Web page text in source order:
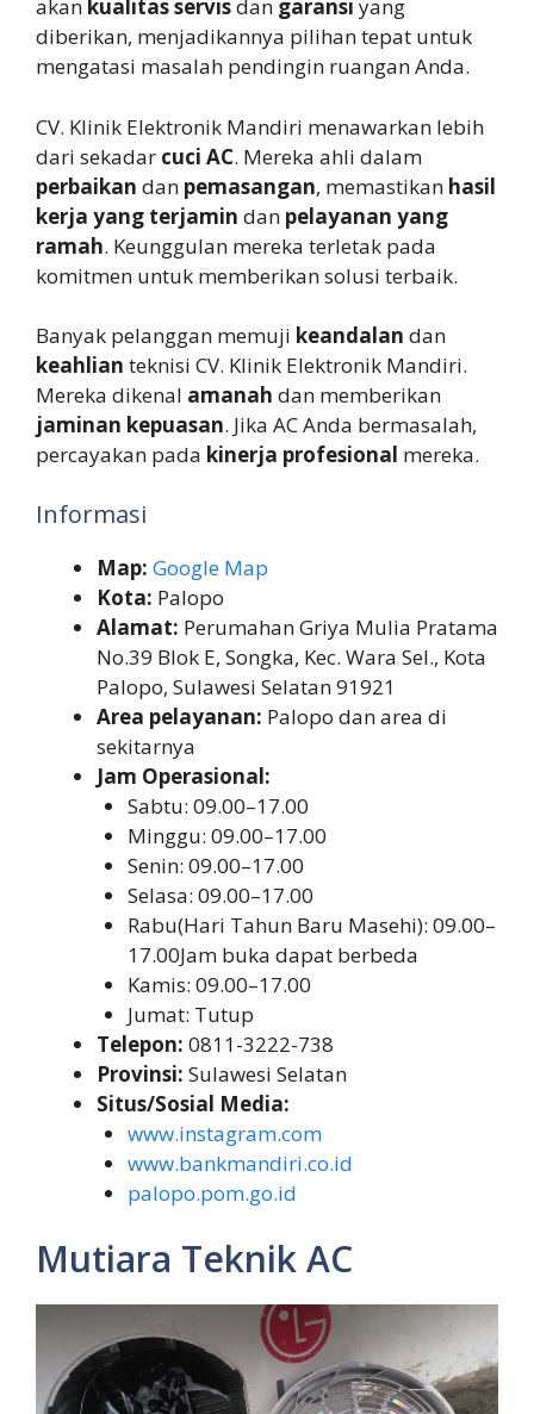
akan kualitas servisdan garansi yang
diberikan, menjadikannya pilihan tepat untuk
mengatasi masalah pendingin ruangan Anda.
CV. Klinik Elektronik Mandiri menawarkan lebih
dari sekadar cuci AC. Mereka ahli dalam
perbaikan dan pemasangan, memastikan hasil
kerja yang terjamin dan pelayanan yang
ramah. Keunggulan mereka terletak pada
komitmen untuk memberikan solusi terbaik.
Banyak pelanggan memuji keandalan dan
keahlian teknisi CV. Klinik Elektronik Mandiri.
Mereka dikenal amanah dan memberikan
jaminan kepuasan. Jika AC Anda bermasalah,
percayakan pada kinerja profesional mereka.
Informasi
Map: Google Map
Kota: Palopo
Alamat: Perumahan Griya Mulia Pratama
No.39 Blok E, Songka, Kec. Wara Sel., Kota
Palopo, Sulawesi Selatan 91921
Area pelayanan: Palopo dan area di
sekitarnya
Jam Operasional:
Sabtu: 09.00–17.00
Minggu: 09.00–17.00
Senin: 09.00–17.00
Selasa: 09.00–17.00
Rabu(Hari Tahun Baru Masehi): 09.00–
17.00Jam buka dapat berbeda
Kamis: 09.00–17.00
Jumat: Tutup
Telepon: 0811-3222-738
Provinsi: Sulawesi Selatan
Situs/Sosial Media:
www.instagram.com
www.bankmandiri.co.id
palopo.pom.go.id
Mutiara Teknik AC